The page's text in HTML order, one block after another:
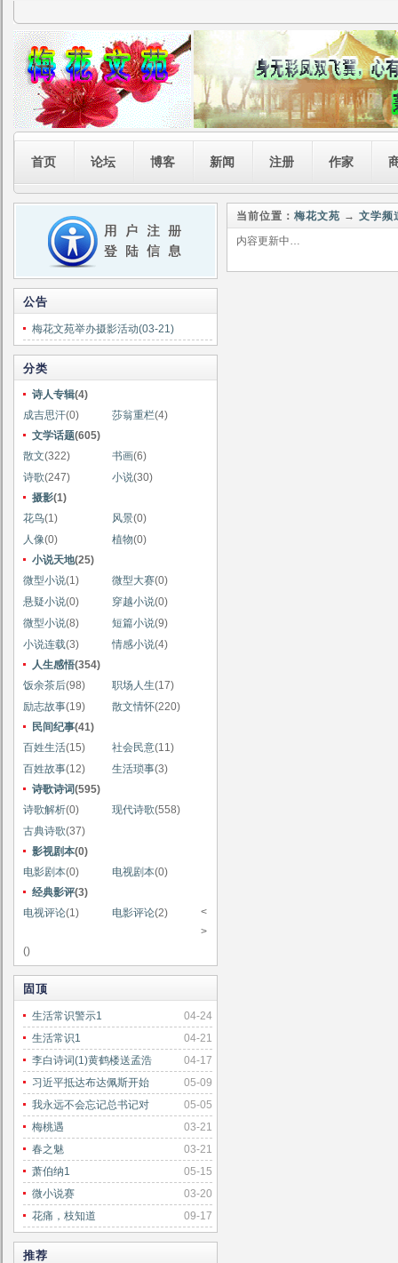
首页 论坛 博客 新闻 注册 作家
公告
梅花文苑举办摄影活动(03-21)
分类
诗人专辑(4)
成吉思汗(0) 莎翁重栏(4)
文学话题(605)
散文(322) 书画(6)
诗歌(247) 小说(30)
摄影(1)
花鸟(1) 风景(0)
人像(0) 植物(0)
小说天地(25)
微型小说(1) 微型大赛(0)
悬疑小说(0) 穿越小说(0)
微型小说(8) 短篇小说(9)
小说连载(3) 情感小说(4)
人生感悟(354)
饭余茶后(98) 职场人生(17)
励志故事(19) 散文情怀(220)
民间纪事(41)
百姓生活(15) 社会民意(11)
百姓故事(12) 生活琐事(3)
诗歌诗词(595)
诗歌解析(0) 现代诗歌(558)
古典诗歌(37)
影视剧本(0)
电影剧本(0) 电视剧本(0)
经典影评(3)
电视评论(1) 电影评论(2)
<
>
()
固顶
04-24
生活常识警示1
04-21
生活常识1
04-17
李白诗词(1)黄鹤楼送孟浩
05-09
习近平抵达布达佩斯开始
05-05
我永远不会忘记总书记对
03-21
梅桃遇
03-21
春之魅
05-15
萧伯纳1
03-20
微小说赛
09-17
花痛，枝知道
推荐
当前位置： 梅花文苑 → 文学频
内容更新中…